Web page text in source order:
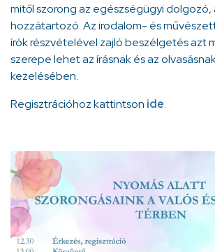
mitől szorong az egészségügyi dolgozó,
hozzátartozó. Az irodalom- és
írók részvételével zajló beszélgetés azt
szerepe lehet az írásnak és az
kezelésében.
Regisztrációhoz kattintson ide.